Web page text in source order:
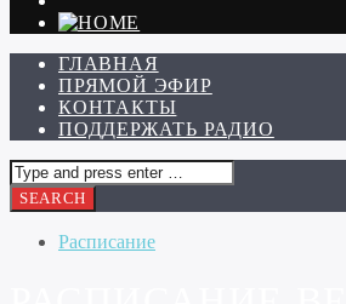
ГЛАВНАЯ
ПРЯМОЙ ЭФИР
КОНТАКТЫ
ПОДДЕРЖАТЬ РАДИО
Расписание